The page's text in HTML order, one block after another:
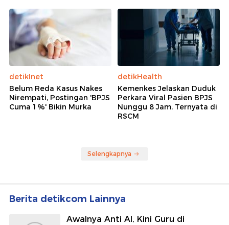
detikInet
Belum Reda Kasus Nakes
Nirempati, Postingan 'BPJS
Cuma 1%' Bikin Murka
detikHealth
Kemenkes Jelaskan Duduk
Perkara Viral Pasien BPJS
Nunggu 8 Jam, Ternyata di
RSCM
Selengkapnya
Berita detikcom Lainnya
Awalnya Anti AI, Kini Guru di